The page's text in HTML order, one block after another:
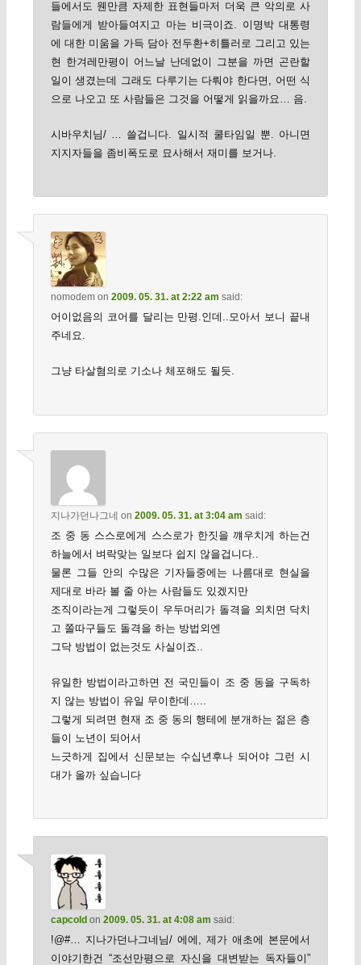
들에서도 웬만큼 자제한 표현들마저 더욱 큰 악의로 사
람들에게 받아들여지고 마는 비극이죠. 이명박 대통령
에 대한 미움을 가득 담아 전두환+히틀러로 그리고 있는
현 한겨레만평이 어느날 난데없이 그분을 까면 곤란할
일이 생겼는데 그래도 다루기는 다뤄야 한다면, 어떤 식
으로 나오고 또 사람들은 그것을 어떻게 읽을까요… 음.
시바우치님/ … 쓸겁니다. 일시적 쿨타임일 뿐. 아니면
지지자들을 좀비폭도로 묘사해서 재미를 보거나.
nomodemon 2009. 05. 31. at 2:22 am said:
어이없음의 코어를 달리는 만평.인데..모아서 보니 끝내
주네요.
그냥 타살혐의로 기소나 체포해도 될듯.
지나가던나그네 on 2009. 05. 31. at 3:04 am said:
조 중 동 스스로에게 스스로가 한짓을 꺠우치게 하는건
하늘에서 벼락맞는 일보다 쉽지 않을겁니다..
물론 그들 안의 수많은 기자들중에는 나름대로 현실을
제대로 바라 볼 줄 아는 사람들도 있겠지만
조직이라는게 그렇듯이 우두머리가 돌격을 외치면 닥치
고 쫄따구들도 돌격을 하는 방법외엔
그닥 방법이 없는것도 사실이죠..
유일한 방법이라고하면 전 국민들이 조 중 동을 구독하
지 않는 방법이 유일 무이한데…..
그렇게 되려면 현재 조 중 동의 행테에 분개하는 젊은 층
들이 노년이 되어서
느긋하게 집에서 신문보는 수십년후나 되어야 그런 시
대가 올까 싶습니다
capcoldon 2009. 05. 31. at 4:08 am said:
!@#… 지나가던나그네님/ 에에, 제가 애초에 본문에서
이야기한건 “조선만평으로 자신을 대변받는 독자들이”